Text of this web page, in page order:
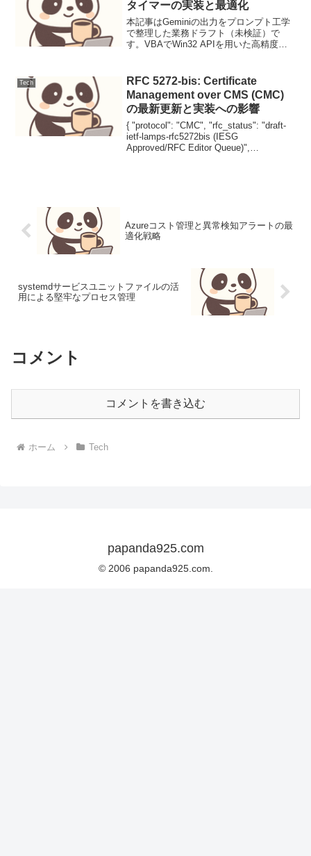
タイマーの実装と最適化
本記事はGeminiの出力をプロンプト工学
で整理した業務ドラフト（未検証）で
す。VBAでWin32 APIを用いた高精度タ
込みのTimer関数が使用されます。しか
し、...
Tech
RFC 5272-bis: Certificate
Management over CMS (CMC)
の最新更新と実装への影響
{ "protocol": "CMC", "rfc_status": "draft-
ietf-lamps-rfc5272bis (IESG
Approved/RFC Editor Queue)",
Azureコスト管理と異常検知アラートの最
適化戦略
systemdサービスユニットファイルの活
用による堅牢なプロセス管理
コメント
コメントを書き込む
ホーム Tech
papanda925.com
© 2006 papanda925.com.